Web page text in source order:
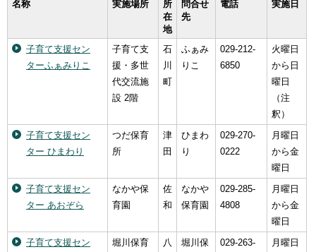
名称
実施場所
所
在
地
問合せ
先
電話 実施日
子育て支援セン
ターふぁみりこ
子育て支
援・多世
代交流施
設 2階
石
川
町
ふぁみ
りこ
029-212-
6850
火曜日
から日
曜日
（注
釈）
子育て支援セン
ター ひまわり
つだ保育
所
津
田
ひまわ
り
029-270-
0222
月曜日
から金
曜日
子育て支援セン
ター あおぞら
なかや保
育園
佐
和
なかや
保育園
029-285-
4808
月曜日
から金
曜日
子育て支援セン
堀川保育
八
堀川保
029-263-
月曜日